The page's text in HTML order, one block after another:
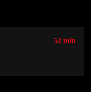
52 min